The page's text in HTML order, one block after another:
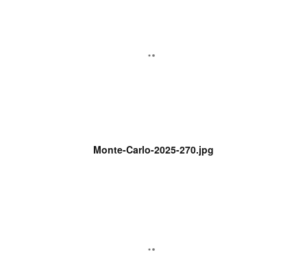
Monte-Carlo-2025-270.jpg